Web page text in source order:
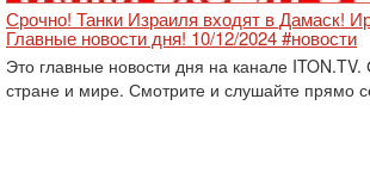
Срочно! Танки Израиля входят в Дамаск!
Главные новости дня! 10/12/2024 #новости
Это главные новости дня на канале
стране и мире. Смотрите и слушайте прямо